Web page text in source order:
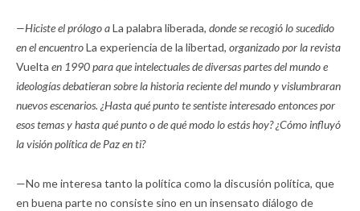
—Hiciste el prólogo aLa palabra liberada, donde se recogió lo sucedido
en el encuentroLa experiencia de la libertad, organizado por la revista
Vuelta en 1990 para que intelectuales de diversas partes del mundo e
ideologías debatieran sobre la historia reciente del mundo y vislumbraran
nuevos escenarios. ¿Hasta qué punto te sentiste interesado entonces por
esos temas y hasta qué punto o de qué modo lo estás hoy? ¿Cómo influyó
la visión política de Paz en ti?
—No me interesa tanto la política como la discusión política, que
en buena parte no consiste sino en un insensato diálogo de